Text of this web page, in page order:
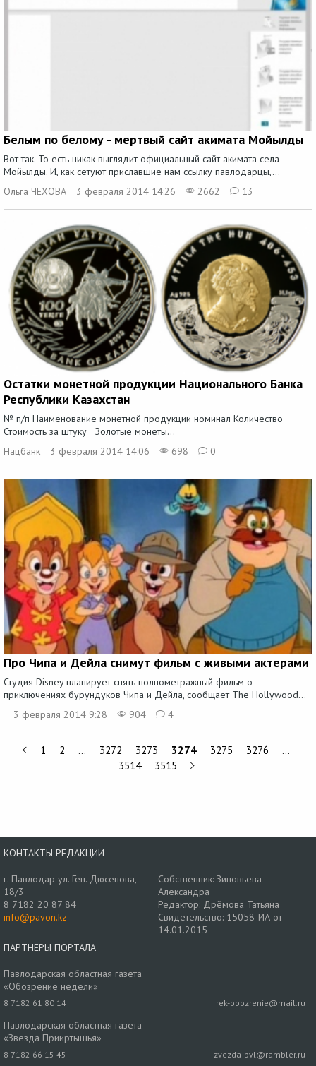
Белым по белому - мертвый сайт акимата Мойылды
Вот так. То есть никак выглядит официальный сайт акимата села
Мойылды. И, как сетуют приславшие нам ссылку павлодарцы,...
Ольга ЧЕХОВА
3 февраля 2014 14:26 2662 13
Остатки монетной продукции Национального Банка
Республики Казахстан
№ п/п Наименование монетной продукции номинал Количество
Стоимость за штуку Золотые монеты...
Нацбанк
3 февраля 2014 14:06 698 0
Про Чипа и Дейла снимут фильм с живыми актерами
Студия Disney планирует снять полнометражный фильм о
приключениях бурундуков Чипа и Дейла, сообщает The Hollywood...
3 февраля 2014 9:28
904 4
1 2 … 3272 3273 3274 3275 3276
…
3514
3515
КОНТАКТЫ РЕДАКЦИИ
г. Павлодар ул. Ген. Дюсенова,
18/3
8 7182 20 87 84
info@pavon.kz
Собственник: Зиновьева
Александра
Редактор: Дрёмова Татьяна
Свидетельство: 15058-ИА от
14.01.2015
ПАРТНЕРЫ ПОРТАЛА
Павлодарская областная газета
«Обозрение недели»
8 7182 61 80 14 rek-obozrenie@mail.ru
Павлодарская областная газета
«Звезда Прииртышья»
8 7182 66 15 45 zvezda-pvl@rambler.ru